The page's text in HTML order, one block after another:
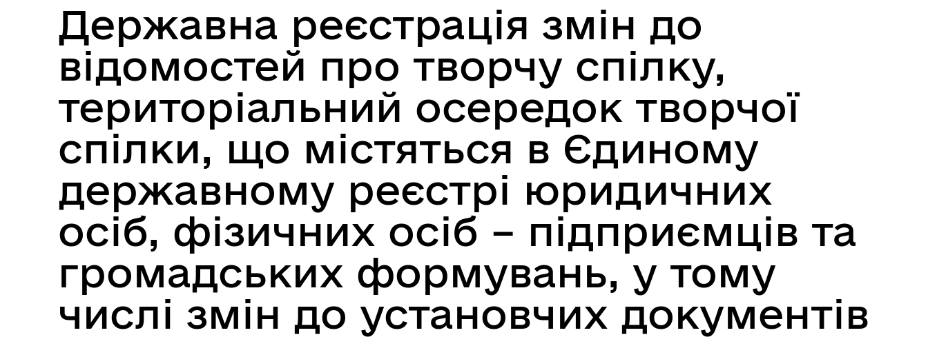
Державна реєстрація змін до
відомостей про творчу спілку,
територіальний осередок творчої
спілки, що містяться в Єдиному
державному реєстрі юридичних
осіб, фізичних осіб – підприємців та
громадських формувань, у тому
числі змін до установчих документів